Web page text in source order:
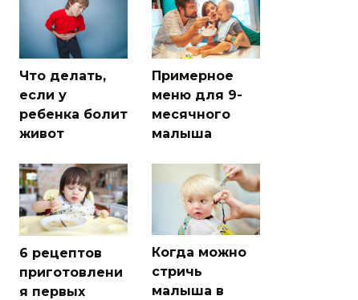
Что делать,
если у
ребенка болит
живот
Примерное
меню для 9-
месячного
малыша
6 рецептов
приготовлени
я первых
Когда можно
стричь
малыша в